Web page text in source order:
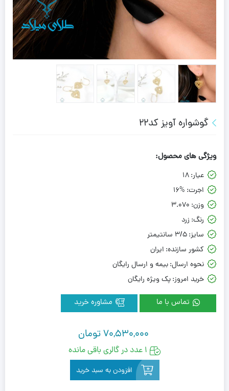
گوشواره آویز کد22
ویژگی های محصول:
عیار:18
اجرت: 16%
وزن: 3.070
رنگ: زرد
سایز:3/5 سانتیمتر
کشور سازنده: ایران
نحوه ارسال:بیمه و ارسال رایگان
خرید امروز:پک ویژه رایگان
تماس با ما
70,530,000تومان
1 عدد در گالری باقی مانده
افزودن به سبد خرید